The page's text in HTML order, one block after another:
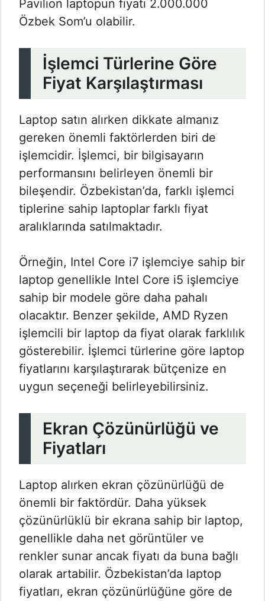
Pavilion laptopun fiyatı 2.000.000
Özbek Som’u olabilir.
İşlemci Türlerine Göre
Fiyat Karşılaştırması
Laptop satın alırken dikkate almanız
gereken önemli faktörlerden biri de
işlemcidir. İşlemci, bir bilgisayarın
performansını belirleyen önemli bir
bileşendir. Özbekistan’da, farklı işlemci
tiplerine sahip laptoplar farklı fiyat
aralıklarında satılmaktadır.
Örneğin, Intel Core i7 işlemciye sahip bir
laptop genellikle Intel Core i5 işlemciye
sahip bir modele göre daha pahalı
olacaktır. Benzer şekilde, AMD Ryzen
işlemcili bir laptop da fiyat olarak farklılık
gösterebilir. İşlemci türlerine göre laptop
fiyatlarını karşılaştırarak bütçenize en
uygun seçeneği belirleyebilirsiniz.
Ekran Çözünürlüğü ve
Fiyatları
Laptop alırken ekran çözünürlüğü de
önemli bir faktördür. Daha yüksek
çözünürlüklü bir ekrana sahip bir laptop,
genellikle daha net görüntüler ve
renkler sunar ancak fiyatı da buna bağlı
olarak artabilir. Özbekistan’da laptop
fiyatları, ekran çözünürlüğüne göre de